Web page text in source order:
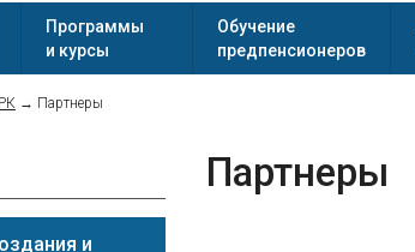
Программы
и курсы
Обучение
предпенсионеров
→ Партнеры
и
Партнеры